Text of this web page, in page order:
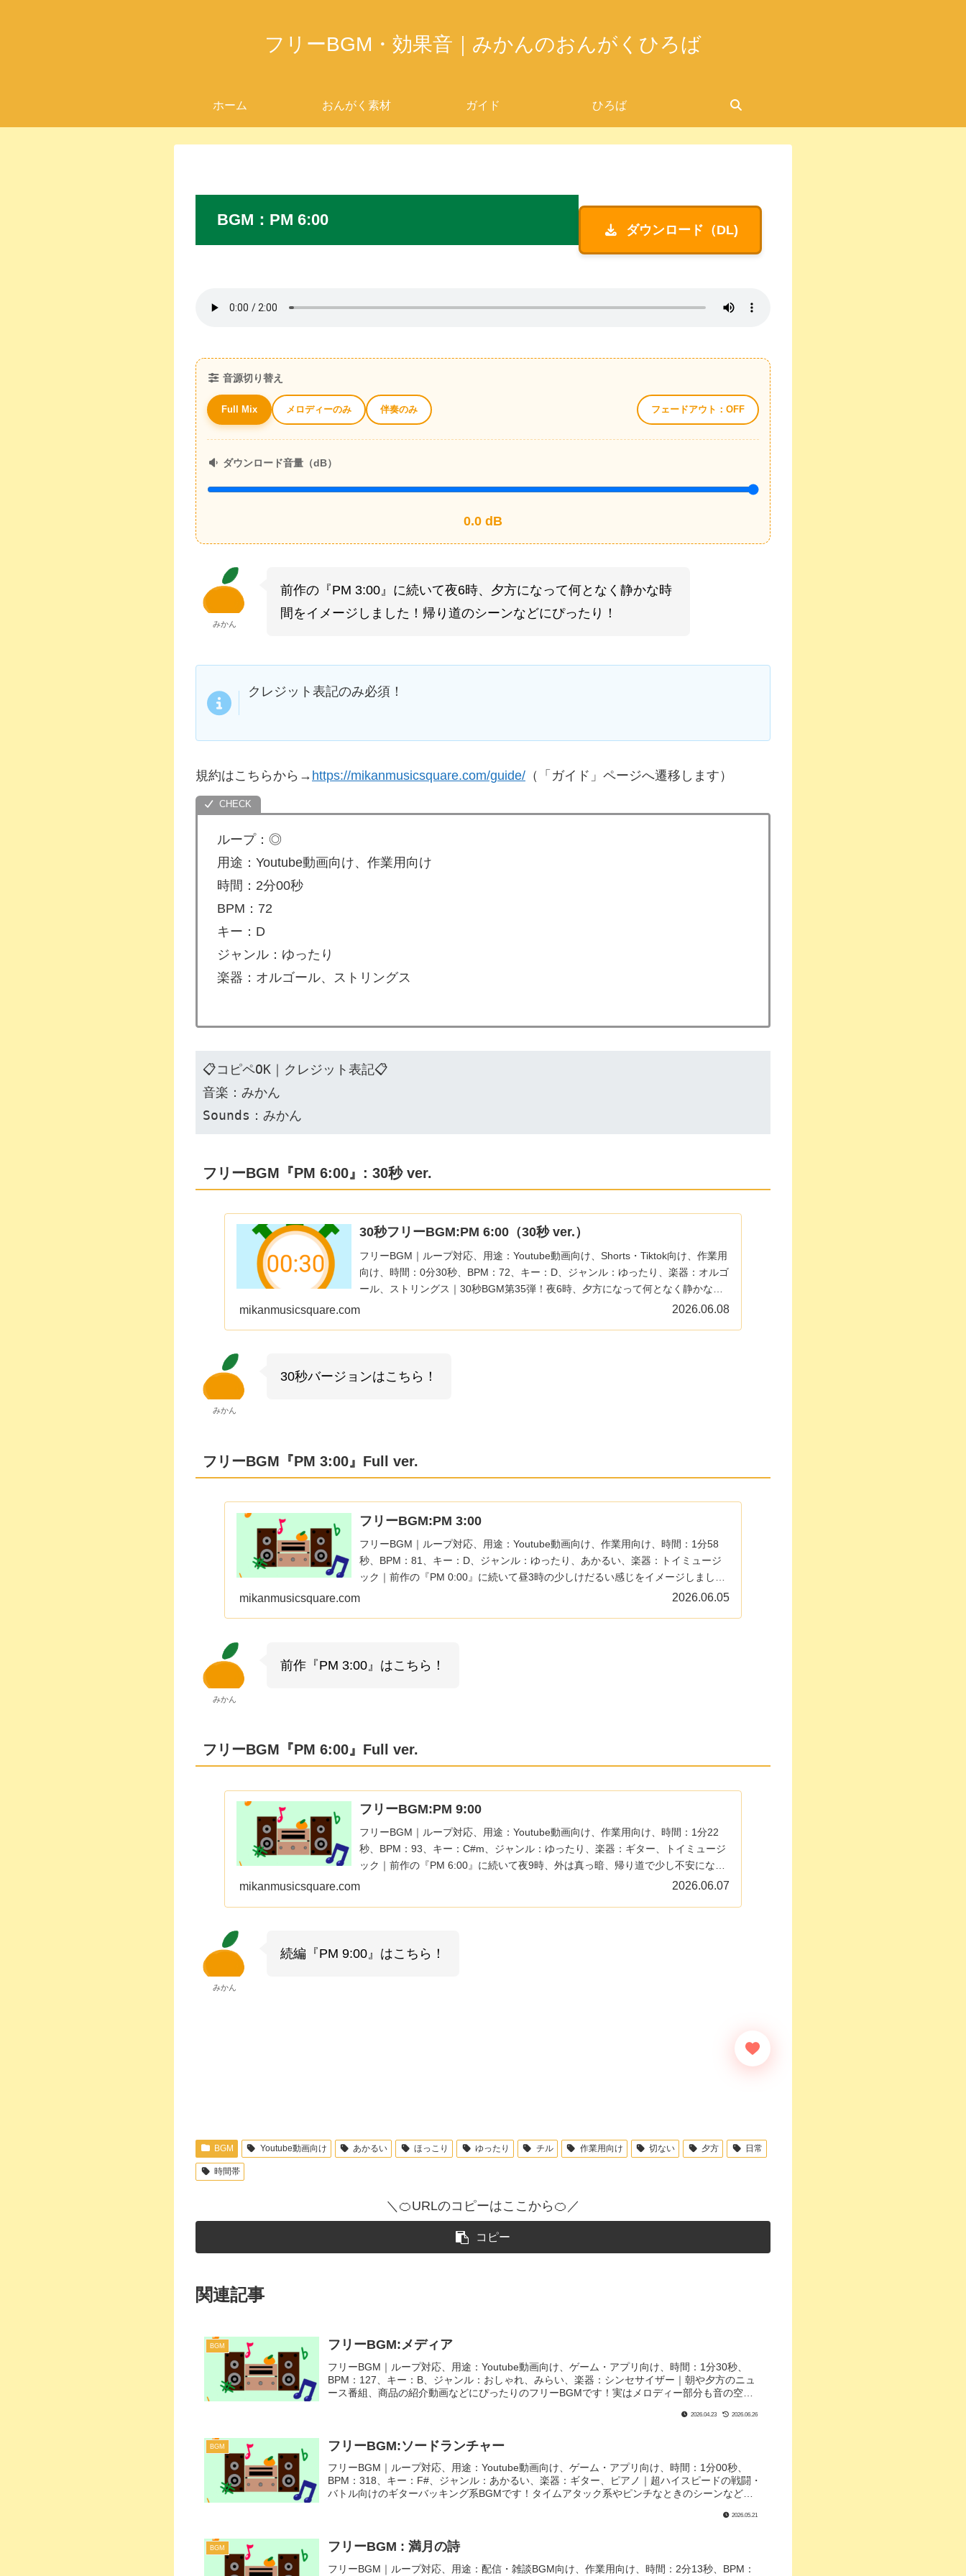
フリーBGM・効果音｜みかんのおんがくひろば
ホーム おんがく素材 ガイド ひろば
BGM ： PM 6:00
ダウンロード（DL)
音源切り替え
Full Mix メロディーのみ 伴奏のみ フェードアウト：OFF
ダウンロード音量（dB）
0.0 dB
みかん
前作の『PM 3:00』に続いて夜6時、夕方になって何となく静かな時
間をイメージしました！帰り道のシーンなどにぴったり！
クレジット表記のみ必須！
規約はこちらから→ https://mikanmusicsquare.com/guide/ （「ガイド」ページへ遷移します）
ループ：◎
用途：Youtube動画向け、作業用向け
時間：2分00秒
BPM：72
キー：D
ジャンル：ゆったり
楽器：オルゴール、ストリングス
📋コピペOK｜クレジット表記📋
音楽：みかん
Sounds：みかん
フリーBGM『PM 6:00』: 30秒 ver.
30秒フリーBGM:PM 6:00（30秒 ver.）
フリーBGM｜ループ対応、用途：Youtube動画向け、Shorts・Tiktok向け、作業用
向け、時間：0分30秒、BPM：72、キー：D、ジャンル：ゆったり、楽器：オルゴ
ール、ストリングス｜30秒BGM第35弾！夜6時、夕方になって何となく静かな時
間をイメージしました！帰り道のシーンなどにぴったり！
mikanmusicsquare.com 2026.06.08
みかん
30秒バージョンはこちら！
フリーBGM『PM 3:00』Full ver.
フリーBGM:PM 3:00
フリーBGM｜ループ対応、用途：Youtube動画向け、作業用向け、時間：1分58
秒、BPM：81、キー：D、ジャンル：ゆったり、あかるい、楽器：トイミュージ
ック｜前作の『PM 0:00』に続いて昼3時の少しけだるい感じをイメージしまし
た！何となくのお散歩シーンやまったりしたシーンにぴったり！
mikanmusicsquare.com 2026.06.05
みかん
前作『PM 3:00』はこちら！
フリーBGM『PM 6:00』Full ver.
フリーBGM:PM 9:00
フリーBGM｜ループ対応、用途：Youtube動画向け、作業用向け、時間：1分22
秒、BPM：93、キー：C#m、ジャンル：ゆったり、楽器：ギター、トイミュージ
ック｜前作の『PM 6:00』に続いて夜9時、外は真っ暗、帰り道で少し不安になり
つつも、一応帰ってるような時間をイメージしました！マイルドなホラゲ実況や
mikanmusicsquare.com 2026.06.07
みかん
続編『PM 9:00』はこちら！
BGM Youtube動画向け あかるい ほっこり ゆったり チル 作業用向け 切ない 夕方 日常
時間帯
＼🍊URLのコピーはここから🍊／
コピー
関連記事
BGM フリーBGM:メディア
フリーBGM｜ループ対応、用途：Youtube動画向け、ゲーム・アプリ向け、時間：1分30秒、
BPM：127、キー：B、ジャンル：おしゃれ、みらい、楽器：シンセサイザー｜朝や夕方のニュ
ース番組、商品の紹介動画などにぴったりのフリーBGMです！実はメロディー部分も音の空間
2026.04.23 2026.06.26
BGM フリーBGM:ソードランチャー
フリーBGM｜ループ対応、用途：Youtube動画向け、ゲーム・アプリ向け、時間：1分00秒、
BPM：318、キー：F#、ジャンル：あかるい、楽器：ギター、ピアノ｜超ハイスピードの戦闘・
バトル向けのギターバッキング系BGMです！タイムアタック系やピンチなときのシーンなどに
2026.05.21
BGM フリーBGM : 満月の詩
フリーBGM｜ループ対応、用途：配信・雑談BGM向け、作業用向け、時間：2分13秒、BPM：